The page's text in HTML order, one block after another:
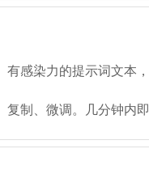
感染力的提示词文
制、微调。几分钟内